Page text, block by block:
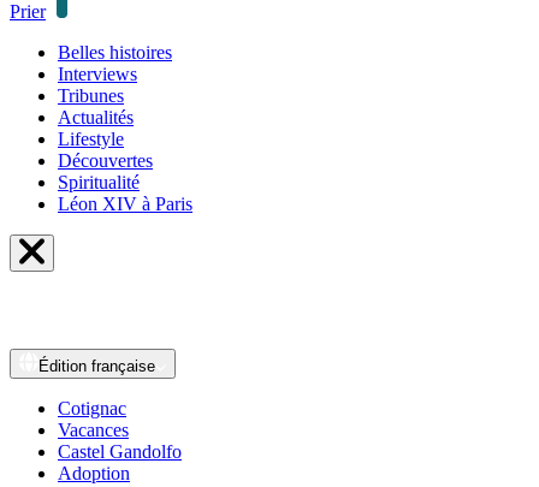
Prier
Belles histoires
Interviews
Tribunes
Actualités
Lifestyle
Découvertes
Spiritualité
Léon XIV à Paris
Édition française
Cotignac
Vacances
Castel Gandolfo
Adoption